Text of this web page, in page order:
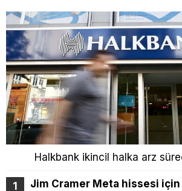
Halkbank ikincil halka arz
Jim Cramer Meta hissesi